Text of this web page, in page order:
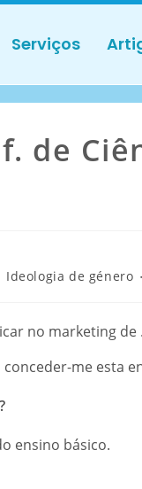
Serviços
de
Ideologia de género
me esta
ensino básico.